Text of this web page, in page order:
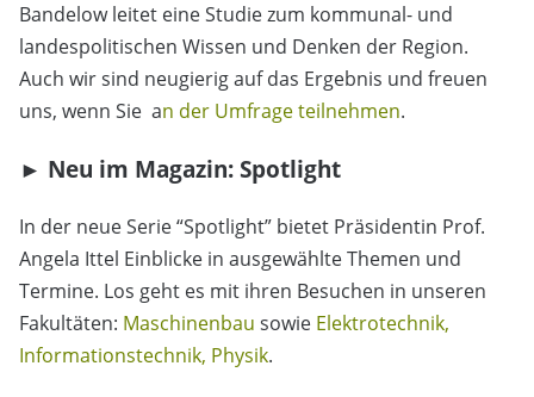
Bandelow leitet eine Studie zum kommunal- und
landespolitischen Wissen und Denken der Region.
Auch wir sind neugierig auf das Ergebnis und freuen
uns, wenn Sie an der Umfrage teilnehmen.
► Neu im Magazin: Spotlight
In der neue Serie “Spotlight” bietet Präsidentin Prof.
Angela Ittel Einblicke in ausgewählte Themen und
Termine. Los geht es mit ihren Besuchen in unseren
Fakultäten: Maschinenbau sowie Elektrotechnik,
Informationstechnik, Physik.